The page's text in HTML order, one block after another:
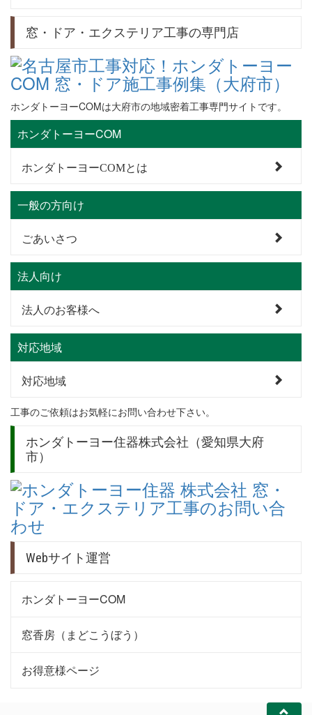
窓・ドア・エクステリア工事の専門店
ホンダトーヨーCOMは大府市の地域密着工事専門サイトです。
ホンダトーヨーCOM
ホンダトーヨーCOMとは
一般の方向け
ごあいさつ
法人向け
法人のお客様へ
対応地域
対応地域
工事のご依頼はお気軽にお問い合わせ下さい。
ホンダトーヨー住器株式会社（愛知県大府
市）
Webサイト運営
ホンダトーヨーCOM
窓香房（まどこうぼう）
お得意様ページ